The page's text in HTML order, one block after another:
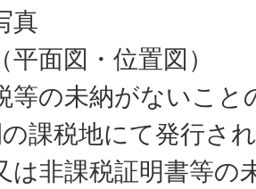
真
平面図・位置図）
等の未納がないこと
課税地にて発行さ
は非課税証明書等の